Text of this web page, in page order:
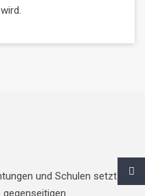
und Schulen setzt